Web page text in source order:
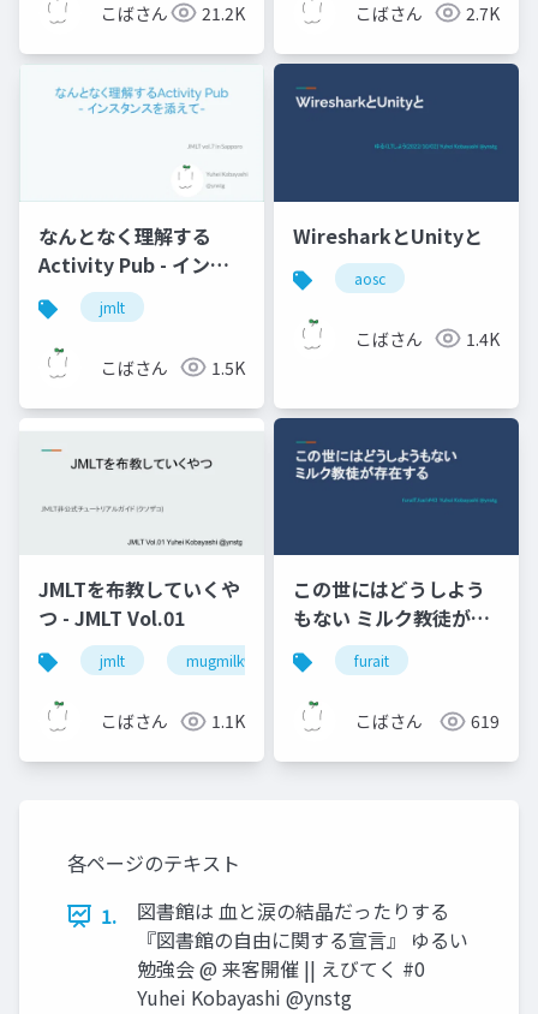
こばさん 21.2K こばさん 2.7K
なんとなく理解する
Activity Pub - インス
タンスを添えて-
jmlt
こばさん 1.5K
WiresharkとUnityと
aosc
こばさん 1.4K
JMLTを布教していくや
つ - JMLT Vol.01
jmlt mugmilk946
こばさん 1.1K
この世にはどうしよう
もない ミルク教徒が存
在するfurait
こばさん 619
各ページのテキスト
1.
図書館は 血と涙の結晶だったりする
『図書館の自由に関する宣言』 ゆるい
勉強会 @ 来客開催 || えびてく #0
Yuhei Kobayashi @ynstg